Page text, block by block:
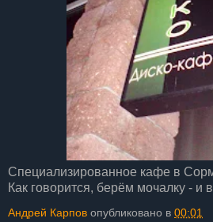
Специализированное кафе в
Как говорится, берём мочалку - и
Андрей Карпов опубликовано в 00:01